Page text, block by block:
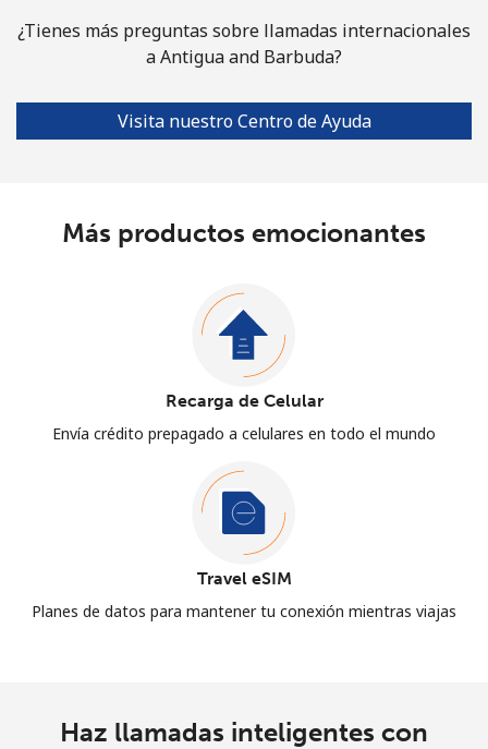
¿Tienes más preguntas sobre llamadas internacionales
a Antigua and Barbuda?
Visita nuestro Centro de Ayuda
Más productos emocionantes
Recarga de Celular
Envía crédito prepagado a celulares en todo el mundo
Travel eSIM
Planes de datos para mantener tu conexión mientras viajas
Haz llamadas inteligentes con